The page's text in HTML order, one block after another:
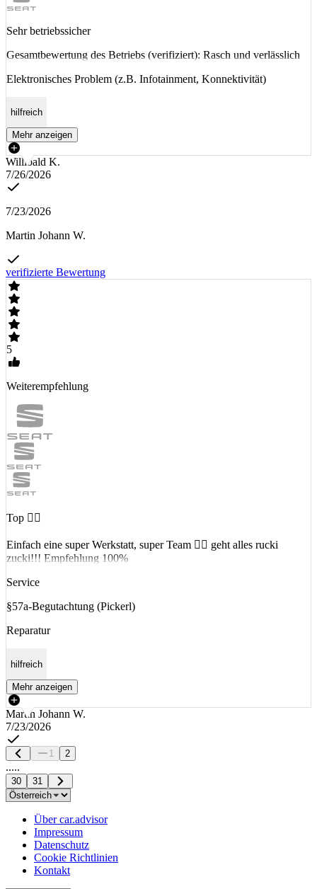
Sehr betriebssicher
Gesamtbewertung des Betriebs (verifiziert): Rasch und verlässlich
Elektronisches Problem (z.B. Infotainment, Konnektivität)
hilfreich
Mehr anzeigen
Willibald K.
7/26/2026
7/23/2026
Martin Johann W.
verifizierte Bewertung
5
Weiterempfehlung
Top 👍🏻
Einfach eine super Werkstatt, super Team 👍🏻 geht alles rucki
zucki!!! Empfehlung 100%
Service
§57a-Begutachtung (Pickerl)
Reparatur
hilfreich
Mehr anzeigen
Martin Johann W.
7/23/2026
1 2
.....
30 31
Über car.advisor
Impressum
Datenschutz
Cookie Richtlinien
Kontakt